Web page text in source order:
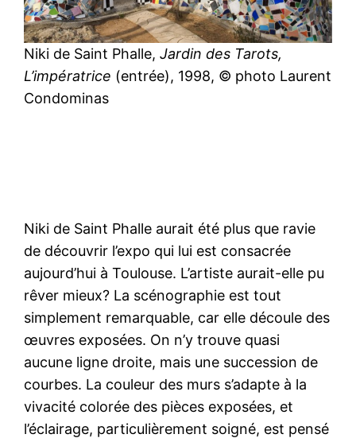
Niki de Saint Phalle,Jardin des Tarots,
L’impératrice (entrée), 1998, © photo Laurent
Condominas
Niki de Saint Phalle aurait été plus que ravie
de découvrir l’expo qui lui est consacrée
aujourd’hui à Toulouse. L’artiste aurait-elle pu
rêver mieux? La scénographie est tout
simplement remarquable, car elle découle des
œuvres exposées. On n’y trouve quasi
aucune ligne droite, mais une succession de
courbes. La couleur des murs s’adapte à la
vivacité colorée des pièces exposées, et
l’éclairage, particulièrement soigné, est pensé